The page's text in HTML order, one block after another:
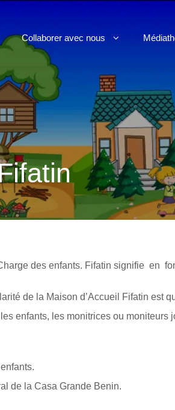
Collaborer avec nous
des enfants. Fifatin signifie en fon
de la Maison d’Accueil Fifatin est
enfants, les monitrices ou moniteurs
de la Casa Grande Benin.